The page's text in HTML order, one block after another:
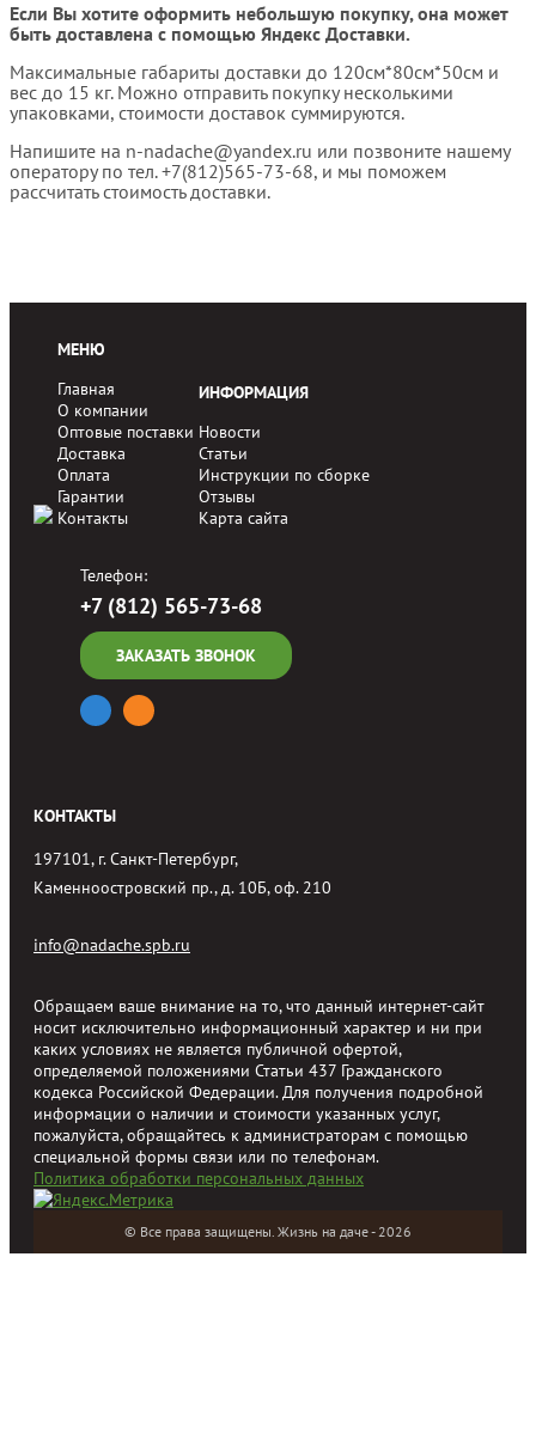
Если Вы хотите оформить небольшую покупку, она может
быть доставлена с помощью Яндекс Доставки.
Максимальные габариты доставки до 120см*80см*50см и
вес до 15 кг. Можно отправить покупку несколькими
упаковками, стоимости доставок суммируются.
Напишите на n-nadache@yandex.ru или позвоните нашему
оператору по тел. +7(812)565-73-68, и мы поможем
рассчитать стоимость доставки.
МЕНЮ
Главная
О компании
Оптовые поставки
Доставка
Оплата
Гарантии
Контакты
ИНФОРМАЦИЯ
Новости
Статьи
Инструкции по сборке
Отзывы
Карта сайта
Телефон:
+7 (812) 565-73-68
ЗАКАЗАТЬ ЗВОНОК
КОНТАКТЫ
197101, г. Санкт-Петербург,
Каменноостровский пр., д. 10Б, оф. 210
info@nadache.spb.ru
Обращаем ваше внимание на то, что данный интернет-сайт
носит исключительно информационный характер и ни при
каких условиях не является публичной офертой,
определяемой положениями Статьи 437 Гражданского
кодекса Российской Федерации. Для получения подробной
информации о наличии и стоимости указанных услуг,
пожалуйста, обращайтесь к администраторам с помощью
специальной формы связи или по телефонам.
Политика обработки персональных данных
© Все права защищены. Жизнь на даче - 2026